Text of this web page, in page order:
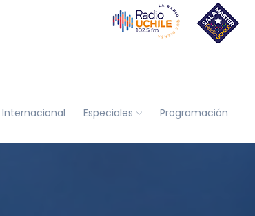
Internacional Especiales Programación